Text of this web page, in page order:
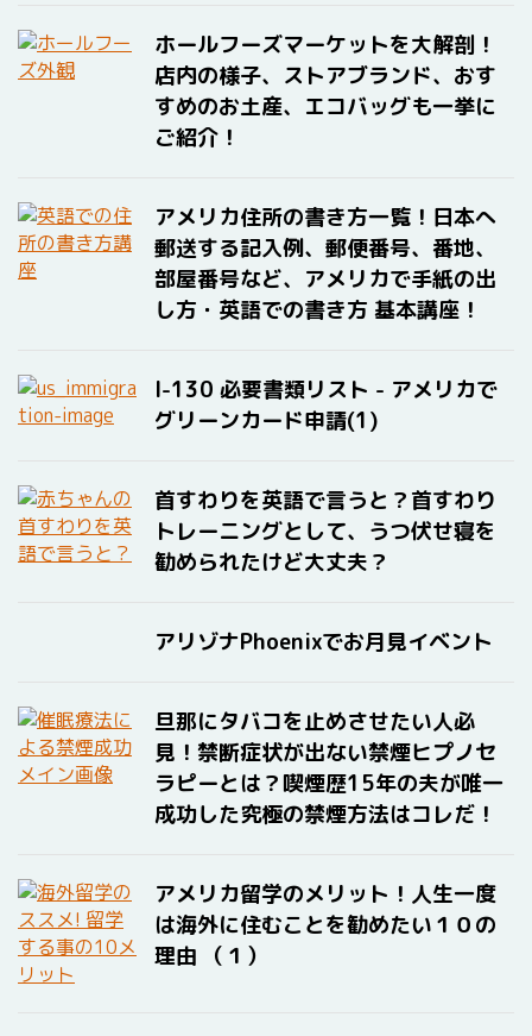
ホールフーズマーケットを大解剖！
店内の様子、ストアブランド、おす
すめのお土産、エコバッグも一挙に
ご紹介！
アメリカ住所の書き方一覧！日本へ
郵送する記入例、郵便番号、番地、
部屋番号など、アメリカで手紙の出
し方・英語での書き方 基本講座！
I-130 必要書類リスト - アメリカで
グリーンカード申請(1)
首すわりを英語で言うと？首すわり
トレーニングとして、うつ伏せ寝を
勧められたけど大丈夫？
アリゾナPhoenixでお月見イベント
旦那にタバコを止めさせたい人必
見！禁断症状が出ない禁煙ヒプノセ
ラピーとは？喫煙歴15年の夫が唯一
成功した究極の禁煙方法はコレだ！
アメリカ留学のメリット！人生一度
は海外に住むことを勧めたい１０の
理由 （１）